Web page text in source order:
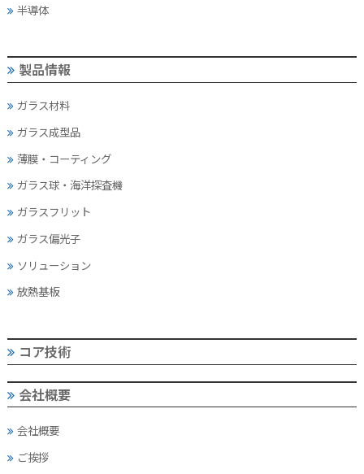
半導体
製品情報
ガラス材料
ガラス成型品
薄膜・コーティング
ガラス球・海洋探査機
ガラスフリット
ガラス偏光子
ソリューション
放熱基板
コア技術
会社概要
会社概要
ご挨拶